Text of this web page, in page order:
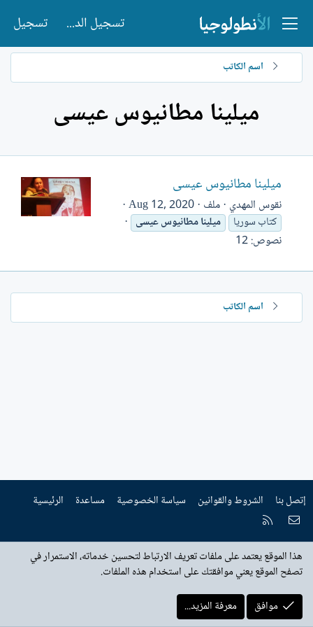
تسجيل الدخول تسجيل
اسم الكاتب
ميلينا مطانيوس عيسى
ميلينا مطانيوس عيسى
نقوس المهدي ملف Aug 12, 2020
كتاب سوريا ميلينامطانيوسعيسى
نصوص: 12
اسم الكاتب
إتصل بنا الشروط والقوانين سياسة الخصوصية مساعدة الرئيسية
إتصل بنا
هذا الموقع يعتمد على ملفات تعريف الارتباط لتحسين خدماته، الاستمرار في
تصفح الموقع يعني موافقتك على استخدام هذه الملفات.
موافق
معرفة المزيد...